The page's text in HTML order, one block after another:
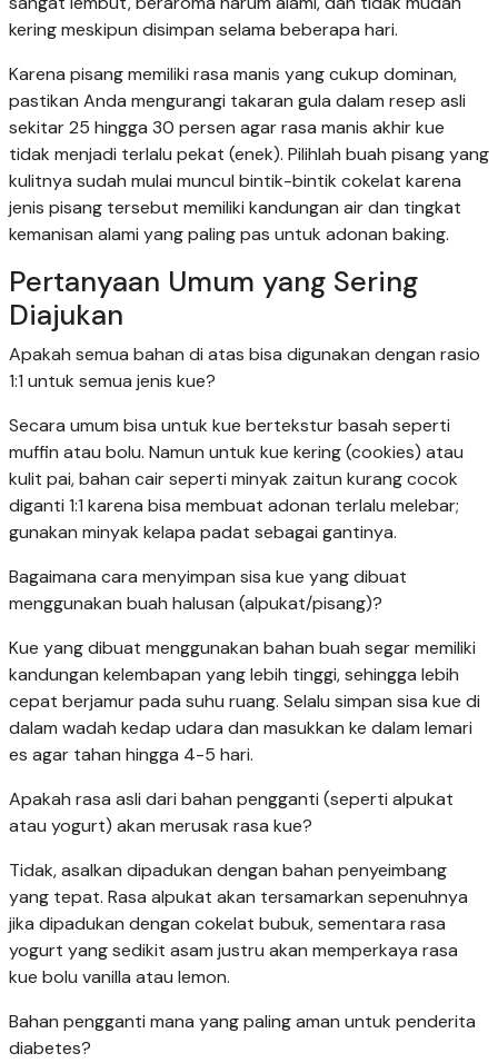
kering meskipun disimpan selama beberapa hari.
Karena pisang memiliki rasa manis yang cukup dominan,
pastikan Anda mengurangi takaran gula dalam resep asli
sekitar 25 hingga 30 persen agar rasa manis akhir kue
tidak menjadi terlalu pekat (enek). Pilihlah buah pisang yang
kulitnya sudah mulai muncul bintik-bintik cokelat karena
jenis pisang tersebut memiliki kandungan air dan tingkat
kemanisan alami yang paling pas untuk adonan baking.
Pertanyaan Umum yang Sering
Diajukan
Apakah semua bahan di atas bisa digunakan dengan rasio
1:1 untuk semua jenis kue?
Secara umum bisa untuk kue bertekstur basah seperti
muffin atau bolu. Namun untuk kue kering (cookies) atau
kulit pai, bahan cair seperti minyak zaitun kurang cocok
diganti 1:1 karena bisa membuat adonan terlalu melebar;
gunakan minyak kelapa padat sebagai gantinya.
Bagaimana cara menyimpan sisa kue yang dibuat
menggunakan buah halusan (alpukat/pisang)?
Kue yang dibuat menggunakan bahan buah segar memiliki
kandungan kelembapan yang lebih tinggi, sehingga lebih
cepat berjamur pada suhu ruang. Selalu simpan sisa kue di
dalam wadah kedap udara dan masukkan ke dalam lemari
es agar tahan hingga 4-5 hari.
Apakah rasa asli dari bahan pengganti (seperti alpukat
atau yogurt) akan merusak rasa kue?
Tidak, asalkan dipadukan dengan bahan penyeimbang
yang tepat. Rasa alpukat akan tersamarkan sepenuhnya
jika dipadukan dengan cokelat bubuk, sementara rasa
yogurt yang sedikit asam justru akan memperkaya rasa
kue bolu vanilla atau lemon.
Bahan pengganti mana yang paling aman untuk penderita
diabetes?